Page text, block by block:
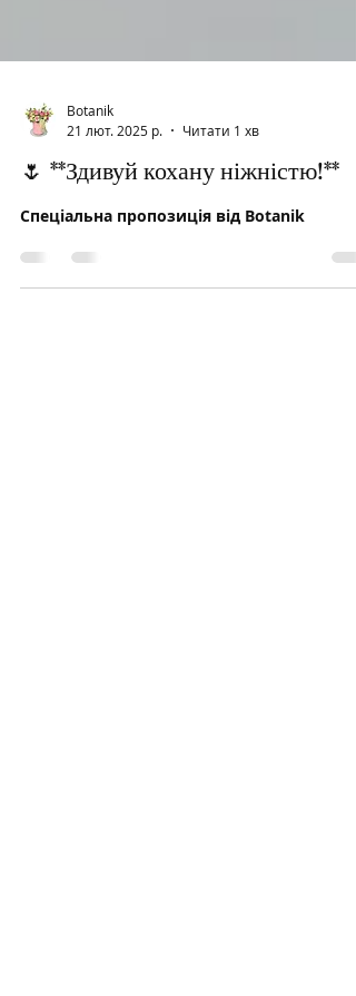
Botanik
21 лют. 2025 р.
Читати 1 хв
🌷 **Здивуй кохану ніжністю!**